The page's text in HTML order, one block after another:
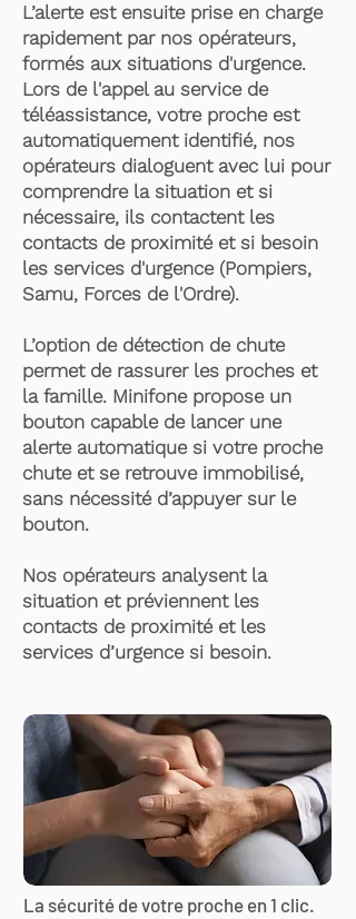
L’alerte est ensuite prise en charge
rapidement par nos opérateurs,
formés aux situations d'urgence.
Lors de l'appel au service de
téléassistance, votre proche est
automatiquement identifié, nos
opérateurs dialoguent avec lui pour
comprendre la situation et si
nécessaire, ils contactent les
contacts de proximité et si besoin
les services d'urgence (Pompiers,
Samu, Forces de l'Ordre).
L’option de détection de chute
permet de rassurer les proches et
la famille. Minifone propose un
bouton capable de lancer une
alerte automatique si votre proche
chute et se retrouve immobilisé,
sans nécessité d’appuyer sur le
bouton.
Nos opérateurs analysent la
situation et préviennent les
contacts de proximité et les
services d’urgence si besoin.
La sécurité de votre proche en 1 clic.